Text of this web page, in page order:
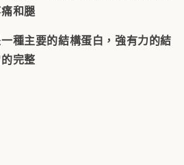
和腿
種主要的結構蛋白，強有力的結
完整